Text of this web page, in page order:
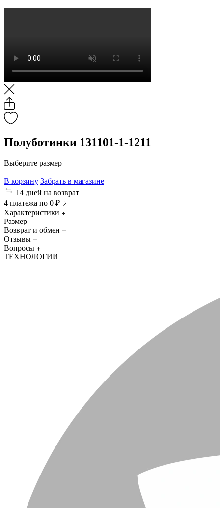
Полуботинки 131101-1-1211
Выберите размер
В корзину Забрать в магазине
14 дней на возврат
4 платежа по 0 ₽
Характеристики
Размер
Возврат и обмен
Отзывы
Вопросы
ТЕХНОЛОГИИ